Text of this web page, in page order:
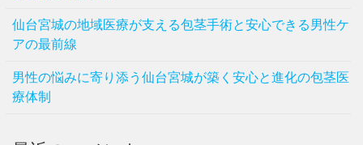
仙台宮城の地域医療が支える包茎手術と安心できる男性ケ
アの最前線
男性の悩みに寄り添う仙台宮城が築く安心と進化の包茎医
療体制